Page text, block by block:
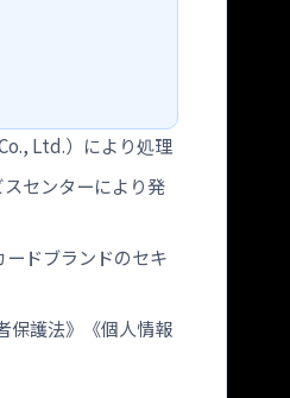
Ltd.）により処理
センターにより発
ドブランドのセキ
保護法》《個人情報